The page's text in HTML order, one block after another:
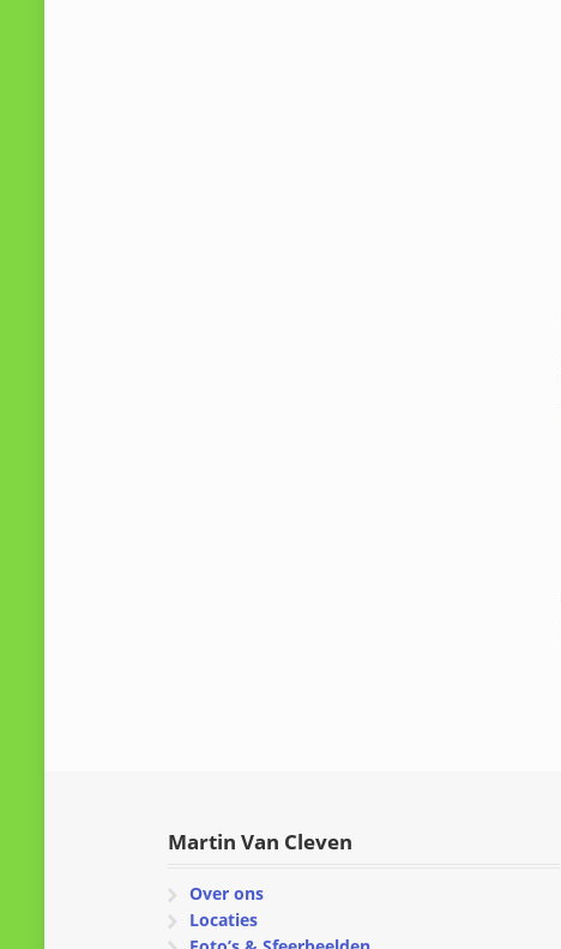
Martin Van Cleven
Over ons
Locaties